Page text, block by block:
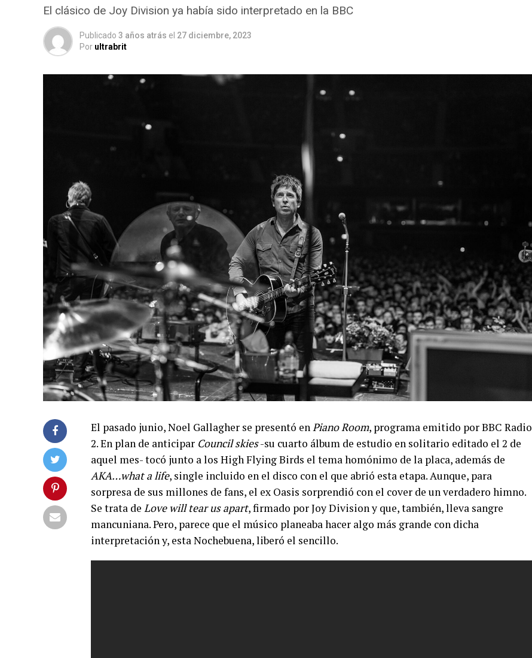
El clásico de Joy Division ya había sido interpretado en la BBC
Publicado 3 años atrás el 27 diciembre, 2023
Por ultrabrit
El pasado junio, Noel Gallagher se presentó enPiano Room, programa emitido por BBC Radio
2. En plan de anticipar Council skies-su cuarto álbum de estudio en solitario editado el 2 de
aquel mes- tocó junto a los High Flying Birds el tema homónimo de la placa, además de
AKA…what a life, single incluido en el disco con el que abrió esta etapa. Aunque, para
sorpresa de sus millones de fans, el ex Oasis sorprendió con el cover de un verdadero himno.
Se trata de Love will tear us apart, firmado por Joy Division y que, también, lleva sangre
mancuniana. Pero, parece que el músico planeaba hacer algo más grande con dicha
interpretación y, esta Nochebuena, liberó el sencillo.